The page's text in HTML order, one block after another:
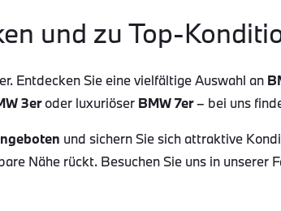
und zu Top-
Entdecken Sie eine vielfältige Auswahl an
3eroder luxuriöser BMW 7er– bei uns
und sichern Sie sich attraktive
Nähe rückt. Besuchen Sie uns in unserer